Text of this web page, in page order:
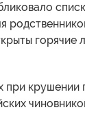
горячие
при крушении